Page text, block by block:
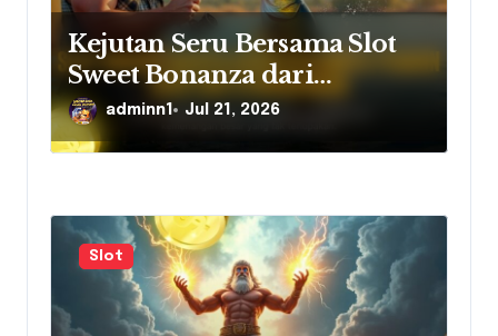
Kejutan Seru Bersama Slot
Sweet Bonanza dari
Pragmatic Play
adminn1 Jul 21, 2026
Slot